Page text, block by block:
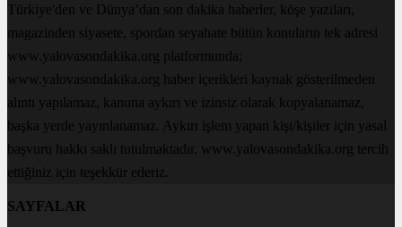
Türkiye'den ve Dünya’dan son dakika haberler, köşe yazıları,
magazinden siyasete, spordan seyahate bütün konuların tek adresi
www.yalovasondakika.org platformunda;
www.yalovasondakika.org haber içerikleri kaynak gösterilmeden
alıntı yapılamaz, kanuna aykırı ve izinsiz olarak kopyalanamaz,
başka yerde yayınlanamaz. Aykırı işlem yapan kişi/kişiler için yasal
başvuru hakkı saklı tutulmaktadır. www.yalovasondakika.org tercih
ettiğiniz için teşekkür ederiz.
SAYFALAR